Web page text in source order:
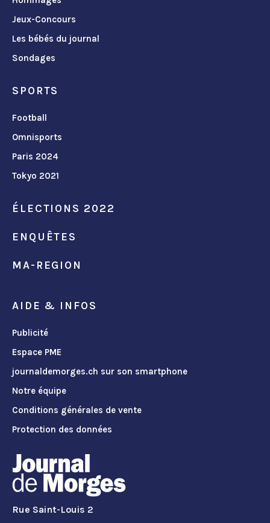
Jeux-Concours
Les bébés du journal
Sondages
SPORTS
Football
Omnisports
Paris 2024
Tokyo 2021
ÉLECTIONS 2022
ENQUÊTES
MA-REGION
AIDE & INFOS
Publicité
Espace PME
journaldemorges.ch sur son smartphone
Notre équipe
Conditions générales de vente
Protection des données
Rue Saint-Louis 2